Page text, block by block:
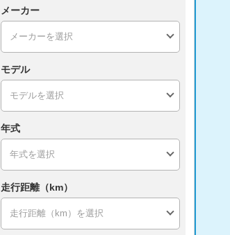
メーカー
モデル
年式
走行距離（km）